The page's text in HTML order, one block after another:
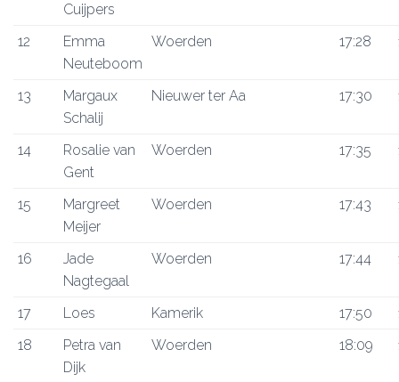
Cuijpers
12
Emma
Neuteboom
Woerden 17:28
13
Margaux
Schalij
Nieuwer ter Aa 17:30
14
Rosalie van
Gent
Woerden 17:35
15
Margreet
Meijer
Woerden 17:43
16
Jade
Nagtegaal
Woerden 17:44
17 Loes Kamerik 17:50
18
Petra van
Dijk
Woerden 18:09